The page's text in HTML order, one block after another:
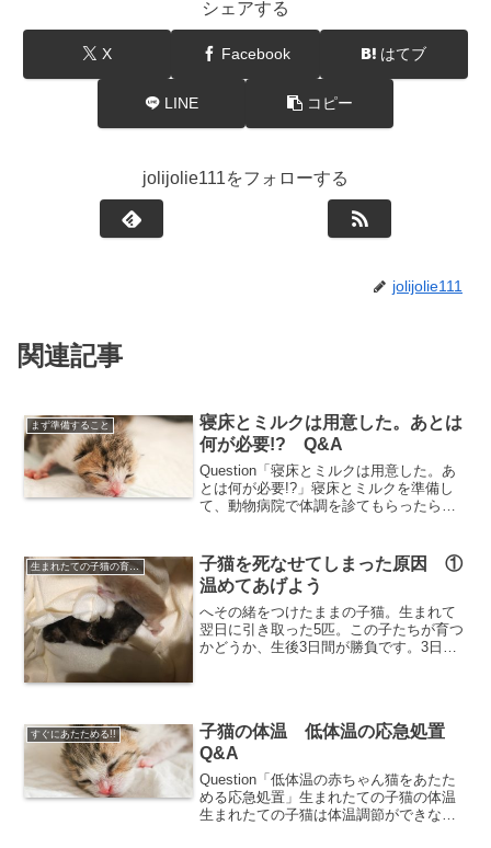
シェアする
X Facebook はてブ
LINE コピー
jolijolie111をフォローする
jolijolie111
関連記事
まず準備すること
寝床とミルクは用意した。あとは
何が必要!? Q&A
Question「寝床とミルクは用意した。あ
とは何が必要!?」寝床とミルクを準備し
て、動物病院で体調を診てもらったら、
できるだけ家にあるものでお伝えしてい
きます。Ans...
生まれたての子猫の育て方
子猫を死なせてしまった原因 ①
温めてあげよう
へその緒をつけたままの子猫。生まれて
翌日に引き取った5匹。この子たちが育つ
かどうか、生後3日間が勝負です。3日を
すぐにあたためる!!
子猫の体温 低体温の応急処置
Q&A
Question「低体温の赤ちゃん猫をあたた
める応急処置」生まれたての子猫の体温
生まれたての子猫は体温調節ができない